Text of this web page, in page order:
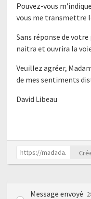
Pouvez-vous
vous me transmettre
Sans réponse de
naitra et ouvrira la
Veuillez agréer,
de mes sentiments
David Libeau
Message envoyé